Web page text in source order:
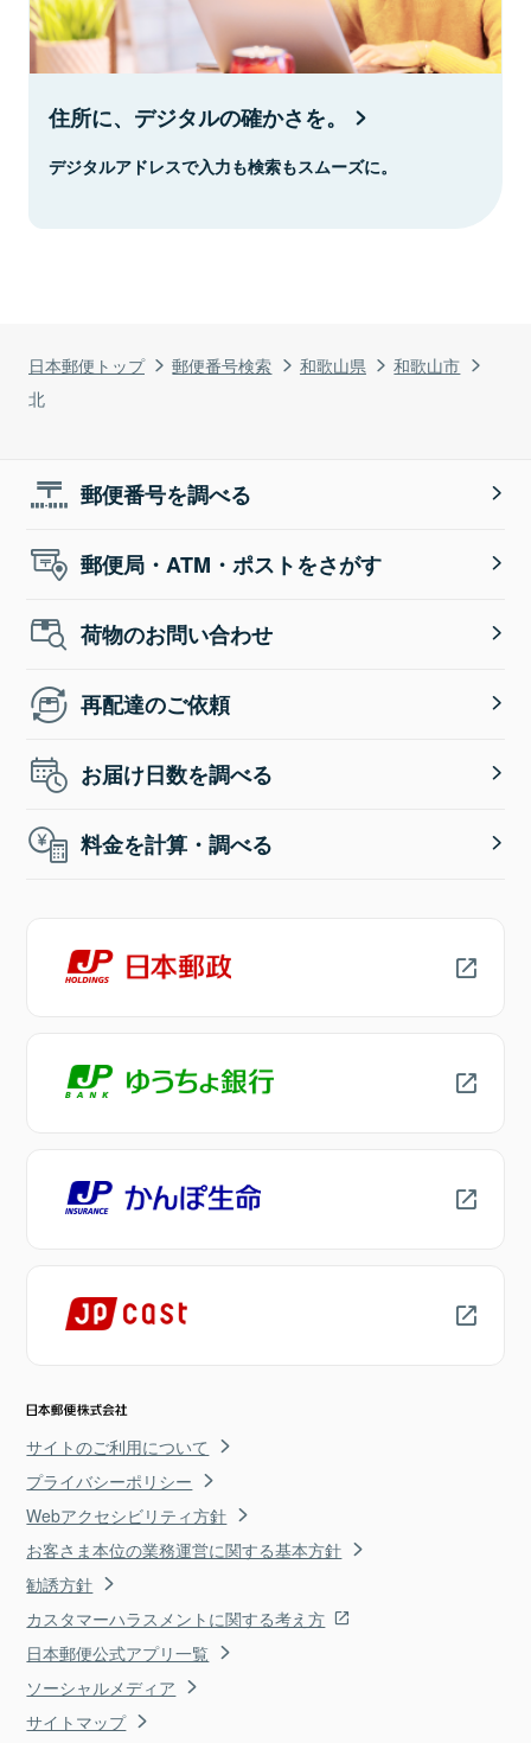
日本郵便トップ 郵便番号検索 和歌山県
和歌山市
北
住所に、デジタルの確かさを。
デジタルアドレスで入力も検索もスムーズに。
郵便番号を調べる
郵便局・ATM・ポストをさがす
荷物のお問い合わせ
再配達のご依頼
お届け日数を調べる
料金を計算・調べる
サイトのご利用について
プライバシーポリシー
Webアクセシビリティ方針
お客さま本位の業務運営に関する基本方針
勧誘方針
カスタマーハラスメントに関する考え方
日本郵便公式アプリ一覧
ソーシャルメディア
サイトマップ